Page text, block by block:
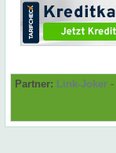
Partner: Link-Joker -